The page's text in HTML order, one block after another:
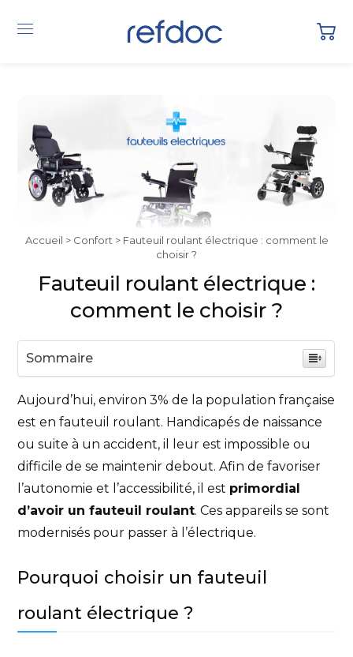
Accueil > Confort > Fauteuil roulant électrique : comment le
choisir ?
Fauteuil roulant électrique :
comment le choisir ?
Sommaire
Aujourd’hui, environ 3% de la population française
est en fauteuil roulant. Handicapés de naissance
ou suite à un accident, il leur est impossible ou
difficile de se maintenir debout. Afin de favoriser
l’autonomie et l’accessibilité, il est primordial
d’avoir un fauteuil roulant. Ces appareils se sont
modernisés pour passer à l’électrique.
Pourquoi choisir un fauteuil
roulant électrique ?